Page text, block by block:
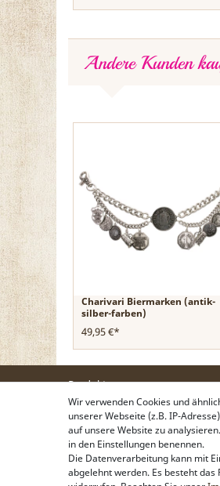
Andere Kunden
Charivari Biermarken (antik-
silber-farben)
49,95 €*
Produkte
Trachtentaschen
Trachtenschmuck
Trachtenhüte & Kopfschmuck
Trachtentücher &
Trachtenschals
Wir verwenden Cookies und
unserer Webseite (z.B. IP-
auf unsere Website zu
in den Einstellungen benennen.
Die Datenverarbeitung kann mit
abgelehnt werden. Es besteht